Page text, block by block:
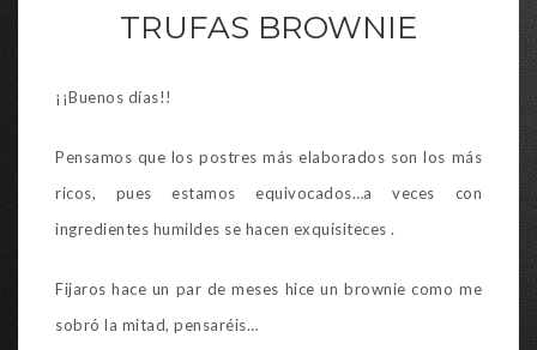
TRUFAS BROWNIE
¡¡Buenos días!!
Pensamos que los postres más elaborados son los más
ricos, pues estamos equivocados…a veces con
ingredientes humildes se hacen exquisiteces .
Fijaros hace un par de meses hice un brownie como me
sobró la mitad, pensaréis…